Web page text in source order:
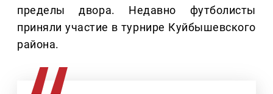
пределы двора. Недавно футболисты
приняли участие в турнире Куйбышевского
района.